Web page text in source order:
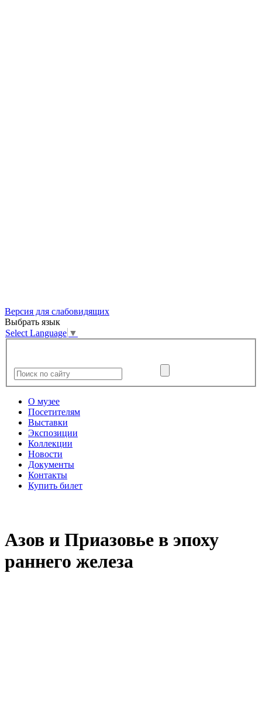
Версия для слабовидящих
Выбрать язык
Select Language ▼
О музее
Посетителям
Выставки
Экспозиции
Коллекции
Новости
Документы
Контакты
Купить билет
Азов и Приазовье в эпоху
раннего железа